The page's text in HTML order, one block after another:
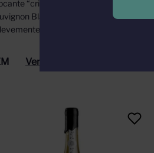
“crispy” e final de boca
Blanc. Região: Zona de
mineral. Paladar: Fresco,
Ver tudo